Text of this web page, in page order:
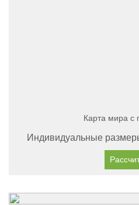
Карта мира с
Индивидуальные